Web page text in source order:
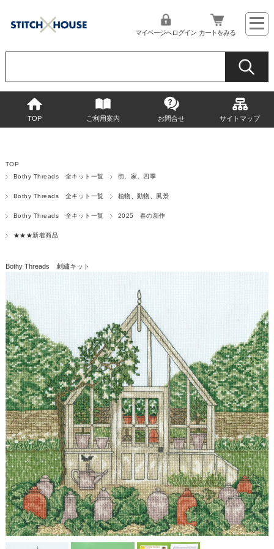
マイページへログイン カートをみる
TOP ご利用案内 お問合せ サイトマップ
TOP
Bothy Threads 全キット一覧
街、家、四季
Bothy Threads 全キット一覧 植物、動物、風景
Bothy Threads 全キット一覧 2025 春の新作
★★★新着商品
Bothy Threads 刺繍キット